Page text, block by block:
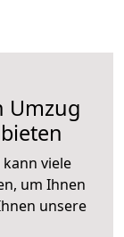
Umzug
viele
um Ihnen
unsere